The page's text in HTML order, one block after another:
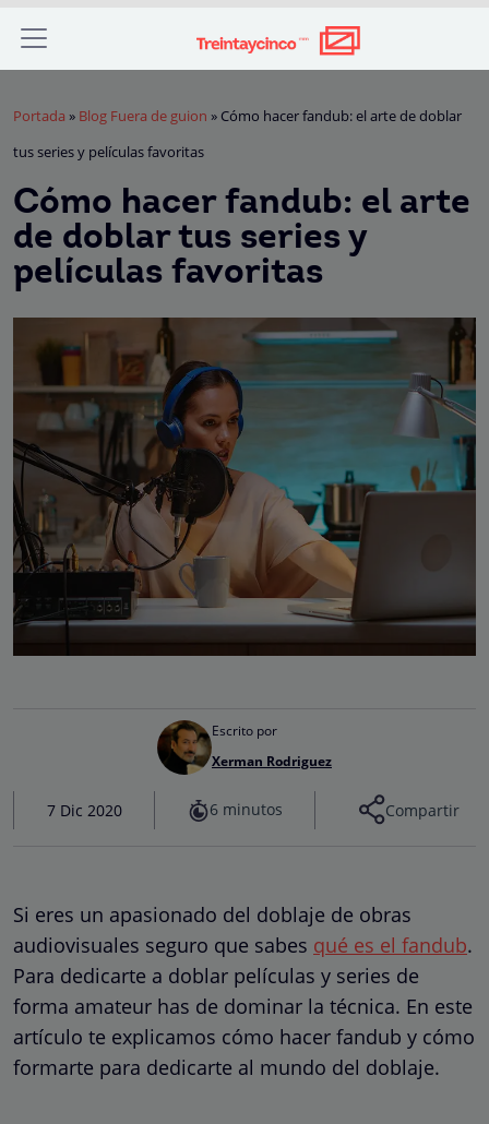
Portada » Blog Fuera de guion » Cómo hacer fandub: el arte de doblar
tus series y películas favoritas
Cómo hacer fandub: el arte
de doblar tus series y
películas favoritas
Escrito por
Xerman Rodriguez
7 Dic 2020 6 minutos Compartir
Si eres un apasionado del doblaje de obras
audiovisuales seguro que sabes qué es el fandub.
Para dedicarte a doblar películas y series de
forma amateur has de dominar la técnica. En este
artículo te explicamos cómo hacer fandub y cómo
formarte para dedicarte al mundo del doblaje.